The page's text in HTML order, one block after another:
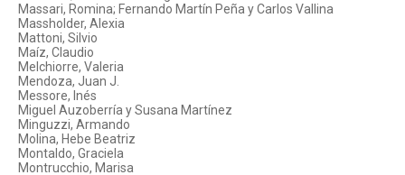
Massari, Romina; Fernando Martín Peña y Carlos Vallina
Massholder, Alexia
Mattoni, Silvio
Maíz, Claudio
Melchiorre, Valeria
Mendoza, Juan J.
Messore, Inés
Miguel Auzoberría y Susana Martínez
Minguzzi, Armando
Molina, Hebe Beatriz
Montaldo, Graciela
Montrucchio, Marisa